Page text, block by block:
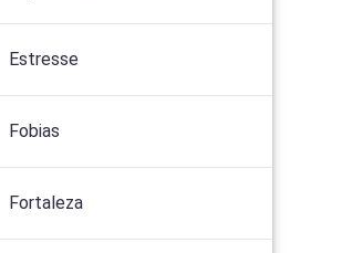
Estresse
Fobias
Fortaleza